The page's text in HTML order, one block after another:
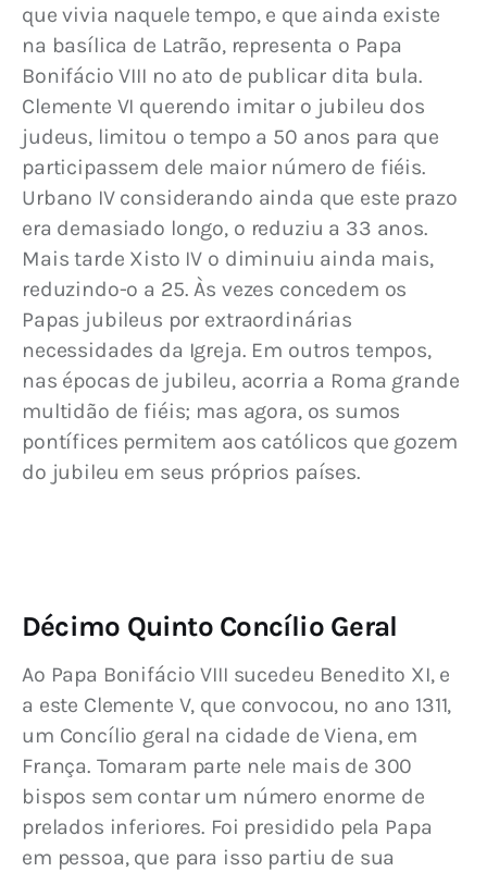
que vivia naquele tempo, e que ainda existe
na basílica de Latrão, representa o Papa
Bonifácio VIII no ato de publicar dita bula.
Clemente VI querendo imitar o jubileu dos
judeus, limitou o tempo a 50 anos para que
participassem dele maior número de fiéis.
Urbano IV considerando ainda que este prazo
era demasiado longo, o reduziu a 33 anos.
Mais tarde Xisto IV o diminuiu ainda mais,
reduzindo-o a 25. Às vezes concedem os
Papas jubileus por extraordinárias
necessidades da Igreja. Em outros tempos,
nas épocas de jubileu, acorria a Roma grande
multidão de fiéis; mas agora, os sumos
pontífices permitem aos católicos que gozem
do jubileu em seus próprios países.
Décimo Quinto Concílio Geral
Ao Papa Bonifácio VIII sucedeu Benedito XI, e
a este Clemente V, que convocou, no ano 1311,
um Concílio geral na cidade de Viena, em
França. Tomaram parte nele mais de 300
bispos sem contar um número enorme de
prelados inferiores. Foi presidido pela Papa
em pessoa, que para isso partiu de sua